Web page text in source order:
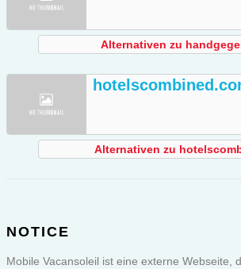
Alternativen zu
Alternativen zu
NOTICE
Mobile Vacansoleil ist eine externe Webseite,